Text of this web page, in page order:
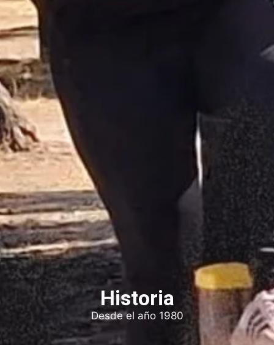
Historia
Desde el año 1980